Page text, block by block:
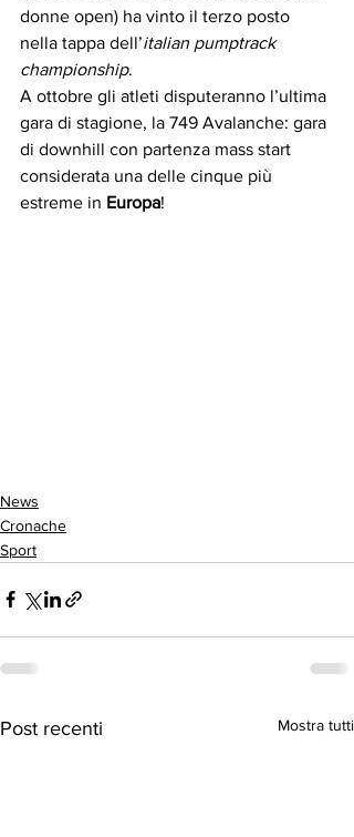
donne open) ha vinto il terzo posto
nella tappa dell’italian pumptrack
championship.
A ottobre gli atleti disputeranno l’ultima
gara di stagione, la 749 Avalanche: gara
di downhill con partenza mass start
considerata una delle cinque più
estreme in Europa!
News
Cronache
Sport
Post recenti Mostra tutti